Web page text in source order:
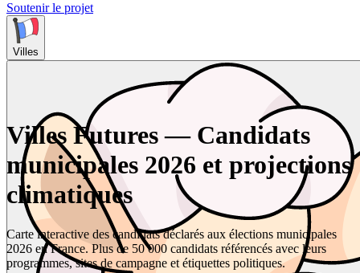
Soutenir le projet
Villes
Villes Futures — Candidats
municipales 2026 et projections
climatiques
Carte interactive des candidats déclarés aux élections municipales
2026 en France. Plus de 50 000 candidats référencés avec leurs
programmes, sites de campagne et étiquettes politiques.